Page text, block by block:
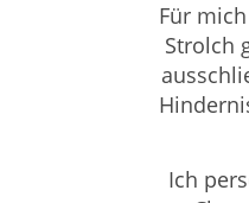
Für
Strolch
Ich